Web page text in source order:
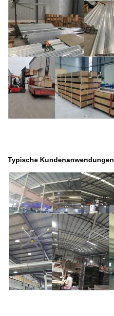
Typische Kundenanwendungen